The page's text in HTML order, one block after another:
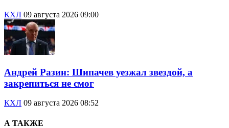
КХЛ 09 августа 2026 09:00
Андрей Разин: Шипачев уезжал звездой, а
закрепиться не смог
КХЛ 09 августа 2026 08:52
А ТАКЖЕ